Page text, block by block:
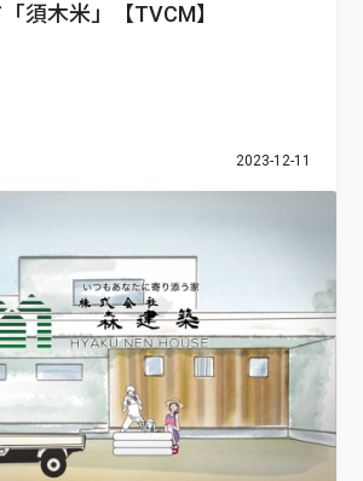
須木米」【TVCM】
2023-12-11